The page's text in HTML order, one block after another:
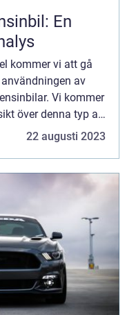
En
kommer vi att gå
av
Vi kommer
över denna typ av
typer och utforska
22 augusti 2023